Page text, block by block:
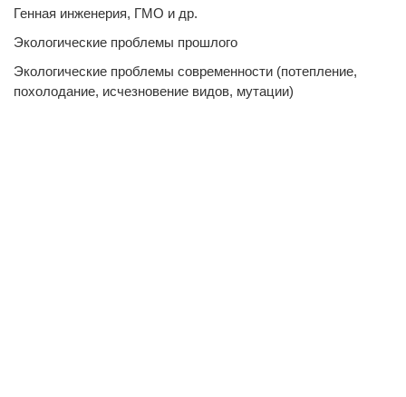
Генная инженерия, ГМО и др.
Экологические проблемы прошлого
Экологические проблемы современности (потепление,
похолодание, исчезновение видов, мутации)